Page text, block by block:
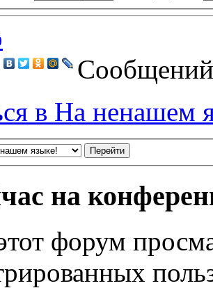
в На ненашем
на
форум